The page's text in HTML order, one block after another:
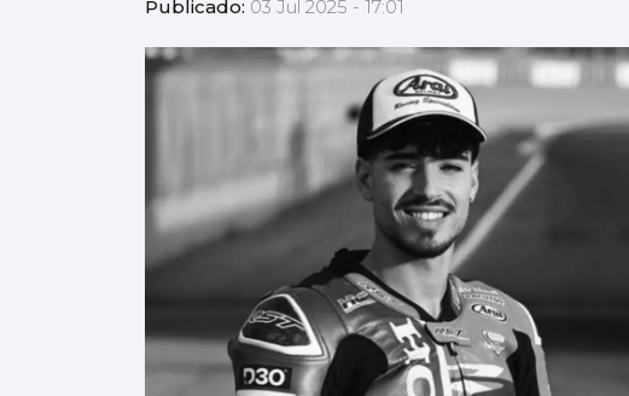
Publicado: 03 Jul 2025 - 17:01